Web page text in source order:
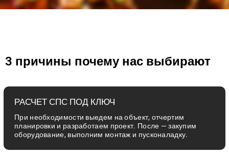
3 причины почему нас выбирают
РАСЧЕТ СПС ПОД КЛЮЧ
При необходимости выедем на объект, отчертим
планировки и разработаем проект. После — закупим
оборудование, выполним монтаж и пусконаладку.